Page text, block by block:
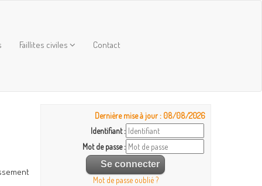
Faillites civiles Contact
Dernière mise à jour : 08/08/2026
Identifiant :
Mot de passe :
Mot de passe oublié ?